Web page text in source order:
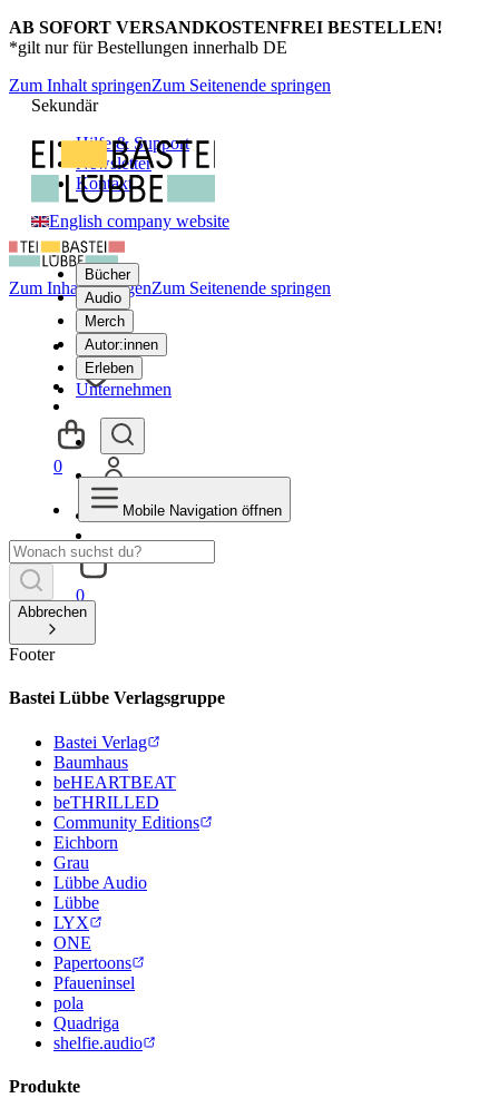
AB SOFORT VERSANDKOSTENFREI BESTELLEN!
*gilt nur für Bestellungen innerhalb DE
Zum Inhalt springenZum Seitenende springen
Sekundär
Hilfe & Support
Newsletter
Kontakt
English company website
Bücher
Audio
Merch
Autor:innen
Erleben
Unternehmen
0
Zum Inhalt springenZum Seitenende springen
0
Mobile Navigation öffnen
Abbrechen
Footer
Bastei Lübbe Verlagsgruppe
Bastei Verlag
Baumhaus
beHEARTBEAT
beTHRILLED
Community Editions
Eichborn
Grau
Lübbe Audio
Lübbe
LYX
ONE
Papertoons
Pfaueninsel
pola
Quadriga
shelfie.audio
Produkte